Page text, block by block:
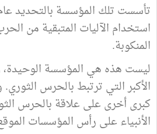
استخدام الآليات المتبقية من
المنكوبة.
ليست هذه هي المؤسسة الوحيدة،
كبرى أخرى على علاقة بالحرس
الأنبياء على رأس المؤسسات